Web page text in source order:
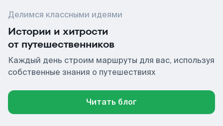
Делимся классными идеями
Истории и хитрости
от путешественников
Каждый день строим маршруты для вас, используя
собственные знания о путешествиях
Читать блог